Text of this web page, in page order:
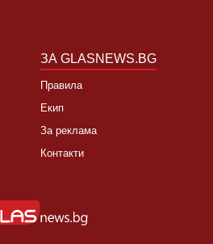
ЗА GLASNEWS.BG
Правила
Екип
За реклама
Контакти